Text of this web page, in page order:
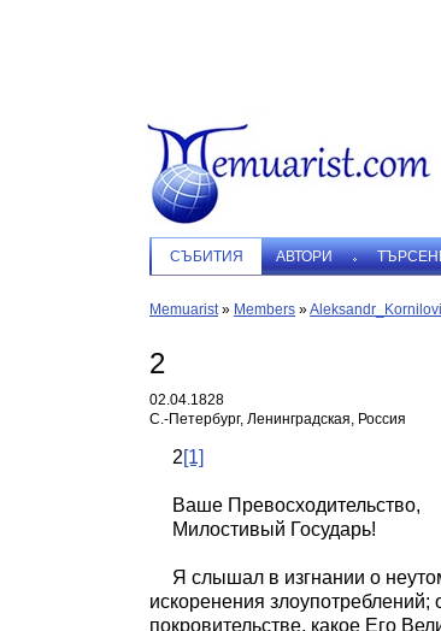
СЪБИТИЯ АВТОРИ
Memuarist» Members »
2
02.04.1828
С.-Петербург, Ленинградская, Россия
2[1]
Ваше Превосходительство,
Милостивый Государь!
Я слышал в изгнании о
искоренения злоупотреблений;
покровительстве, какое Его